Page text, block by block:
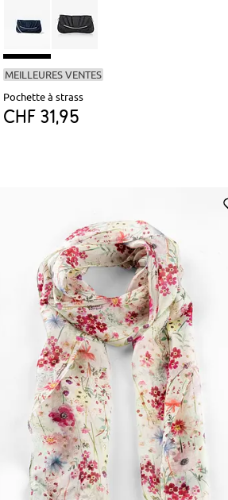
MEILLEURES VENTES
Pochette à strass
CHF 31,95